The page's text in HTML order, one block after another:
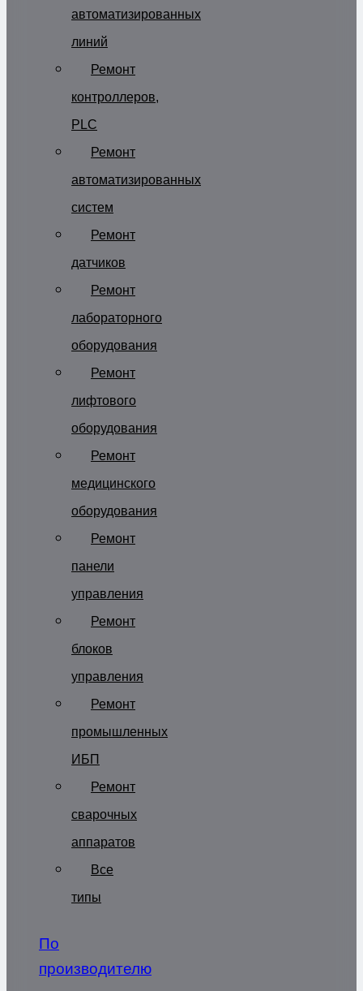
автоматизированных
линий
Ремонт
контроллеров,
PLC
Ремонт
автоматизированных
систем
Ремонт
датчиков
Ремонт
лабораторного
оборудования
Ремонт
лифтового
оборудования
Ремонт
медицинского
оборудования
Ремонт
панели
управления
Ремонт
блоков
управления
Ремонт
промышленных
ИБП
Ремонт
сварочных
аппаратов
Все
типы
По
производителю